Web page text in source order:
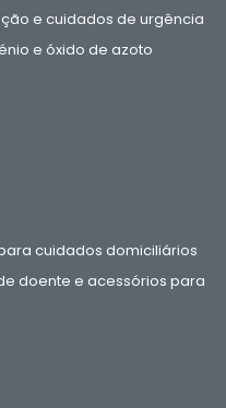
e cuidados de urgência
e óxido de azoto
cuidados domiciliários
doente e acessórios para